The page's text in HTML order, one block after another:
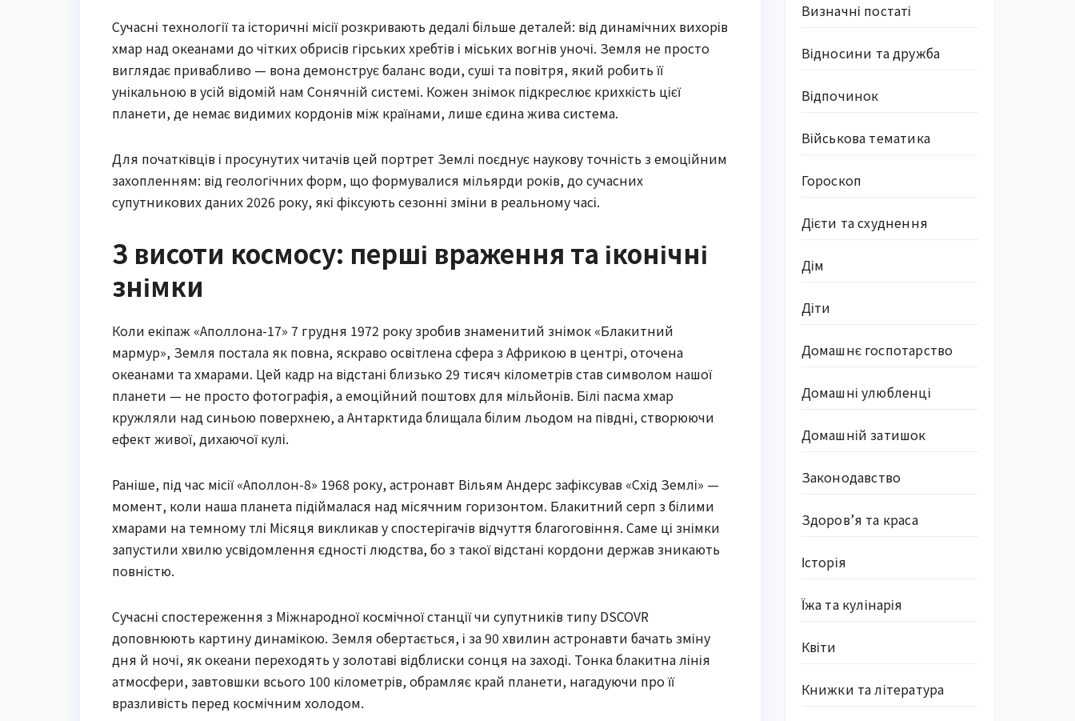
Сучасні технології та історичні місії розкривають дедалі більше деталей: від динамічних вихорів
хмар над океанами до чітких обрисів гірських хребтів і міських вогнів уночі. Земля не просто
виглядає привабливо — вона демонструє баланс води, суші та повітря, який робить її
унікальною в усій відомій нам Сонячній системі. Кожен знімок підкреслює крихкість цієї
планети, де немає видимих кордонів між країнами, лише єдина жива система.
Для початківців і просунутих читачів цей портрет Землі поєднує наукову точність з емоційним
захопленням: від геологічних форм, що формувалися мільярди років, до сучасних
супутникових даних 2026 року, які фіксують сезонні зміни в реальному часі.
З висоти космосу: перші враження та іконічні
знімки
Коли екіпаж «Аполлона-17» 7 грудня 1972 року зробив знаменитий знімок «Блакитний
мармур», Земля постала як повна, яскраво освітлена сфера з Африкою в центрі, оточена
океанами та хмарами. Цей кадр на відстані близько 29 тисяч кілометрів став символом нашої
планети — не просто фотографія, а емоційний поштовх для мільйонів. Білі пасма хмар
кружляли над синьою поверхнею, а Антарктида блищала білим льодом на півдні, створюючи
ефект живої, дихаючої кулі.
Раніше, під час місії «Аполлон-8» 1968 року, астронавт Вільям Андерс зафіксував «Схід Землі» —
момент, коли наша планета підіймалася над місячним горизонтом. Блакитний серп з білими
хмарами на темному тлі Місяця викликав у спостерігачів відчуття благоговіння. Саме ці знімки
запустили хвилю усвідомлення єдності людства, бо з такої відстані кордони держав зникають
повністю.
Сучасні спостереження з Міжнародної космічної станції чи супутників типу DSCOVR
доповнюють картину динамікою. Земля обертається, і за 90 хвилин астронавти бачать зміну
дня й ночі, як океани переходять у золотаві відблиски сонця на заході. Тонка блакитна лінія
атмосфери, завтовшки всього 100 кілометрів, обрамляє край планети, нагадуючи про її
вразливість перед космічним холодом.
Визначні постаті
Відносини та дружба
Відпочинок
Військова тематика
Гороскоп
Дієти та схуднення
Дім
Діти
Домашнє госпотарство
Домашні улюбленці
Домашній затишок
Законодавство
Здоров’я та краса
Історія
Їжа та кулінарія
Квіти
Книжки та література